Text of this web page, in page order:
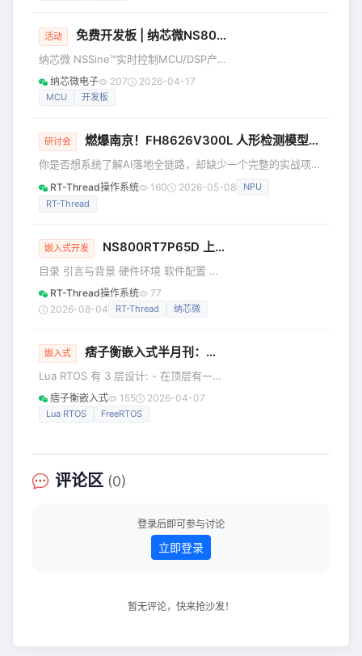
指令等本地数据全量上云，办公、家居
等场景数据安全风险突出；行业落地
难，工业、机器人等需要外设交互和稳
定可靠的场景，需要深度匹配，且高度
受限于网络条件。 在 AIoT2.0 重塑智能
活动 免费开发板 | 纳芯微NS800RT7P65D评测活动开放，详解直播预约！
纳芯微 NSSine™实时控制MCU/DSP产
品矩阵的高性能成员——NS800RT7系
列，是主打强算力、高精度与高集成度
集成多种高速接口与丰富外设资源，能
够轻松应对多场景的电力电子应用开
发。 纳芯微已开展NS800RT7P65D对于
RT-Thread 的适配，并联合推出开发板
评测活动。诚邀广大嵌入式开发者参
纳芯微电子 207 2026-04-17
MCU 开发板
研讨会 燃爆南京！FH8626V300L 人形检测模型嵌入式部署全链路实战
你是否想系统了解AI落地全链路，却缺少一个完整的实战项目
练手？模型部署环节繁多，缺乏一套清晰的实战路径？ 5月16
日，RT-Thread携手富瀚微电子来南京啦！本次“AI模型训练
半天时间，动手走通从模型训练到嵌入式部署的完整链路。
培训硬件平台：富瀚微电子FH8626V300L——面向智
RT-Thread操作系统 160 2026-05-08
NPU
RT-Thread
嵌入式开发 NS800RT7P65D 上基于
目录 引言与背景 硬件环境 软件配置 驱
动架构概述 环回模式测试 真实设备对测
测试结果与日志 常见问题与总结 免费试
（NOVOSENSE）推出的 NSSine™系
列 MCU，片内集成了 FLEXCAN 控制
器，支持 CAN 2.0B 和 CAN-FD (ISO
11898-1:2015) 协议。 本文档基于 RT-
Thre
RT-Thread操作系统
77
2026-08-04
RT-Thread 纳芯微
嵌入式 痞子衡嵌入式半月刊：第 62 期
Lua RTOS 有 3 层设计: - 在顶层有一个
Lua 5.3.4解释器，它为程序员提供Lua
编程语言提供的所有资源，以及用于访
MQTT等)。 - 中间层是一个由
FreeRTOS驱动的实时微内核。这就是事
痞子衡嵌入式 155 2026-04-07
Lua RTOS FreeRTOS
评论区 (0)
登录后即可参与讨论
立即登录
暂无评论，快来抢沙发！